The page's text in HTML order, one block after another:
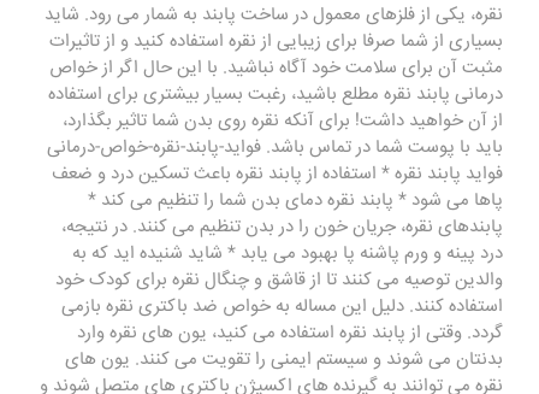
نقره، یکی از فلزهای معمول در ساخت پابند به شمار می رود. شاید
بسیاری از شما صرفا برای زیبایی از نقره استفاده کنید و از تاثیرات
مثبت آن برای سلامت خود آگاه نباشید. با این حال اگر از خواص
درمانی پابند نقره مطلع باشید، رغبت بسیار بیشتری برای استفاده
از آن خواهید داشت! برای آنکه نقره روی بدن شما تاثیر بگذارد،
باید با پوست شما در تماس باشد. فواید-پابند-نقره-خواص-درمانی
فواید پابند نقره * استفاده از پابند نقره باعث تسکین درد و ضعف
پاها می شود * پابند نقره دمای بدن شما را تنظیم می کند *
پابندهای نقره، جریان خون را در بدن تنظیم می کنند. در نتیجه،
درد پینه و ورم پاشنه پا بهبود می یابد * شاید شنیده اید که به
والدین توصیه می کنند تا از قاشق و چنگال نقره برای کودک خود
استفاده کنند. دلیل این مساله به خواص ضد باکتری نقره بازمی
گردد. وقتی از پابند نقره استفاده می کنید، یون های نقره وارد
بدنتان می شوند و سیستم ایمنی را تقویت می کنند. یون های
نقره می توانند به گیرنده های اکسیژن باکتری های متصل شوند و